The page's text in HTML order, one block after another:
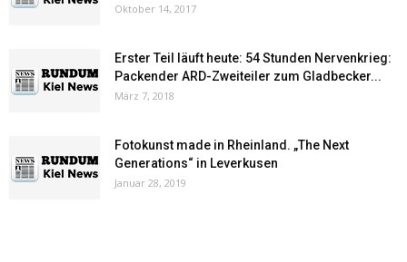
Oktober 14, 2017
Erster Teil läuft heute: 54 Stunden Nervenkrieg:
Packender ARD-Zweiteiler zum Gladbecker...
März 7, 2018
Fotokunst made in Rheinland. „The Next
Generations“ in Leverkusen
Januar 28, 2019